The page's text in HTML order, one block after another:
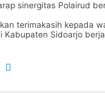
sinergitas Polairud
terimakasih kepada
Kabupaten Sidoarjo